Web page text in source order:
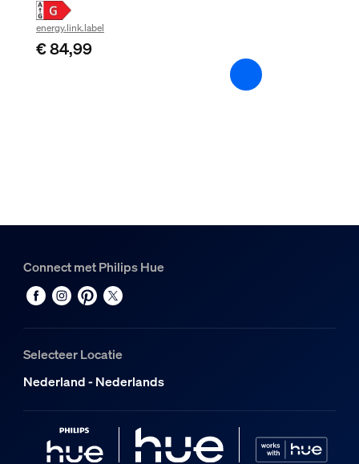
energy.link.label
€ 84,99
Connect met Philips Hue
Selecteer Locatie
Nederland - Nederlands